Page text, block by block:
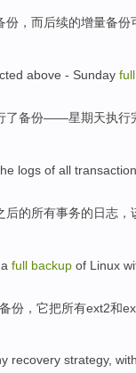
份 ， 而后续的增量备份
above - Sunday full
了备份——星期天执行
logs of all
后的所有事务的日志
a full backup of Linux
备份 ，它把所有ext2和
recovery strategy,